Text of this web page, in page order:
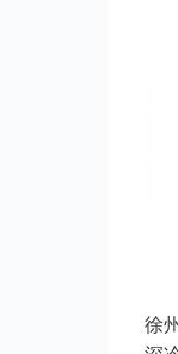
徐